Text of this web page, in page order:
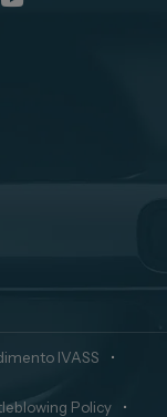
IVASS •
Policy •